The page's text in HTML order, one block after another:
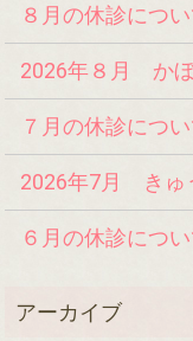
８月の休診につ
2026年８月 か
７月の休診につ
2026年7月 きゅ
６月の休診につ